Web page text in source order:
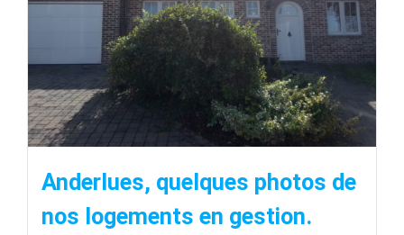
Anderlues, quelques photos de
nos logements en gestion.